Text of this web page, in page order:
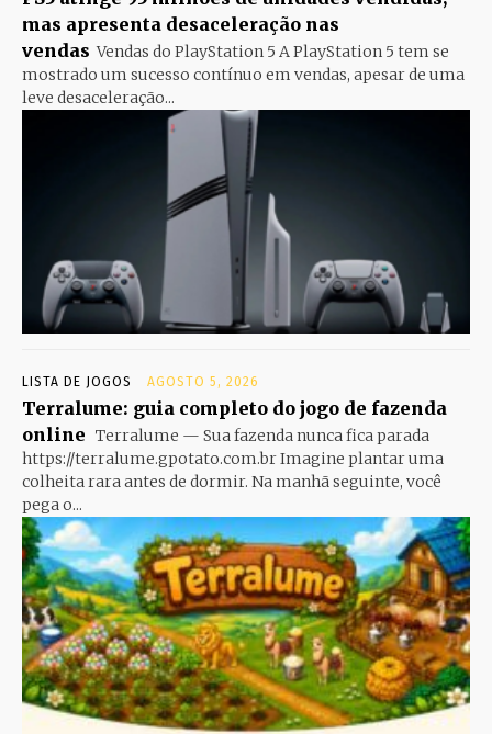
mas apresenta desaceleração nas
vendas Vendas do PlayStation 5 A PlayStation 5 tem se
mostrado um sucesso contínuo em vendas, apesar de uma
leve desaceleração...
LISTA DE JOGOS AGOSTO 5, 2026
Terralume: guia completo do jogo de fazenda
online Terralume — Sua fazenda nunca fica parada
https://terralume.gpotato.com.br Imagine plantar uma
colheita rara antes de dormir. Na manhã seguinte, você
pega o...